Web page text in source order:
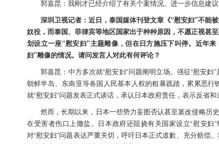
郭嘉昆：我刚才已经介绍了有关个案情况。进一步信息建
深圳卫视记者：近日，泰国媒体刊登文章《“慰安妇”不能
奴役，而泰国、菲律宾等地区国家出于种种原因，不愿正视甚
划设立一座“慰安妇”主题雕像，但在日方施压下叫停。近年
妇”雕像的情况。请问发言人对此有何评论？
郭嘉昆：中方多次就“慰安妇”问题阐明立场。强征“慰安
朝鲜半岛、东南亚等各国人民基本人权的粗暴践踏，累累恶
就“慰安妇”问题发表正式谈话，承认日本政府责任，表示反省和
然而，长期以来，日本一些势力妄图否认甚至篡改侵略历
在受害者伤口上撒盐。日本政府还阻挠有关国家设立“慰安
对“慰安妇”问题表达严重关切，呼吁日本正式道歉、充分赔偿